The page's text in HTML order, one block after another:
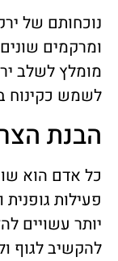
נוכחותם של
ומרקמים
מומלץ לשלב
לשמש כקינוח
הבנת
כל אדם הוא
פעילות
יותר עשויים
להקשיב לגוף